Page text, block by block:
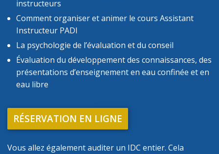
instructeurs
Comment organiser et animer le cours Assistant
Instructeur PADI
La psychologie de l’évaluation et du conseil
Évaluation du développement des connaissances, des
présentations d’enseignement en eau confinée et en
eau libre
RÉSERVATION EN LIGNE
Vous allez également auditer un IDC entier. Cela